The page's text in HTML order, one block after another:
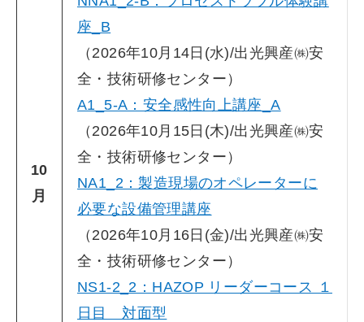
10
月
座_B
（2026年10月14日(水)/出光興産㈱安
全・技術研修センター）
A1_5-A：安全感性向上講座_A
（2026年10月15日(木)/出光興産㈱安
全・技術研修センター）
NA1_2：製造現場のオペレーターに
必要な設備管理講座
（2026年10月16日(金)/出光興産㈱安
全・技術研修センター）
NS1-2_2：HAZOP リーダーコース １
日目 対面型